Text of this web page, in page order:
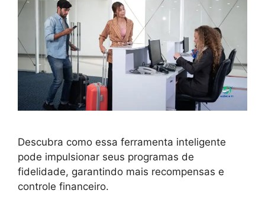
Descubra como essa ferramenta inteligente
pode impulsionar seus programas de
fidelidade, garantindo mais recompensas e
controle financeiro.